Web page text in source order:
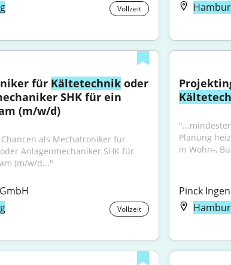
Vollzeit
für Kältetechnik oder
SHK für ein
(m/w/d)
oder Anlagenmechaniker SHK für
(m/w/d..."
Vollzeit
Planung
in Wohn-,
Pinck